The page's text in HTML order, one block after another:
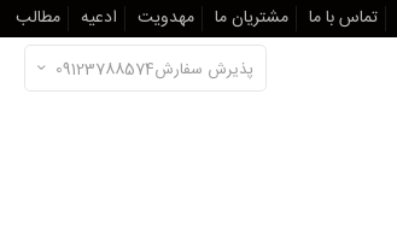
تماس با ما مشتریان ما مهدویت ادعیه مطالب
پذیرش سفارش09123788574